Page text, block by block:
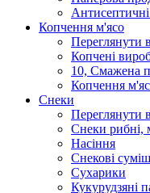
Копчення м'ясо
Переглянути
Копчені
10, Смажена
Копчення
Снеки
Переглянути
Снеки рибні,
Насіння
Снекові
Сухарики
Кукурудзяні